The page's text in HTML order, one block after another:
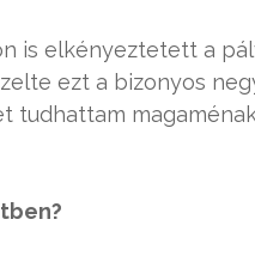
is elkényeztetett a
ezt a bizonyos
tudhattam